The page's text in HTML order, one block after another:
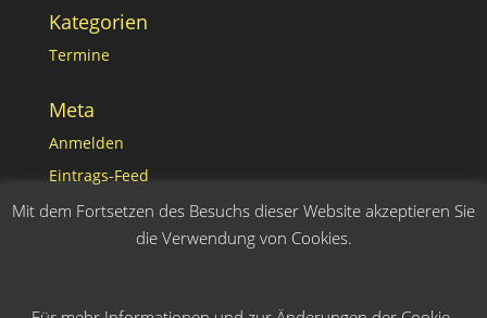
Kategorien
Termine
Meta
Anmelden
Eintrags-Feed
Kommentar-Feed
WordPress.org
Mit dem Fortsetzen des Besuchs dieser Website akzeptieren Sie
die Verwendung von Cookies.